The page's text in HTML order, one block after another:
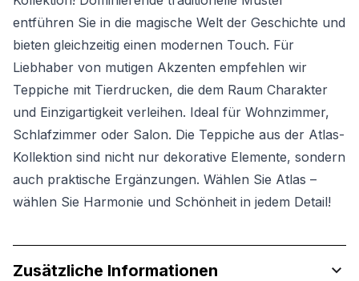
entführen Sie in die magische Welt der Geschichte und
bieten gleichzeitig einen modernen Touch. Für
Liebhaber von mutigen Akzenten empfehlen wir
Teppiche mit Tierdrucken, die dem Raum Charakter
und Einzigartigkeit verleihen. Ideal für Wohnzimmer,
Schlafzimmer oder Salon. Die Teppiche aus der Atlas-
Kollektion sind nicht nur dekorative Elemente, sondern
auch praktische Ergänzungen. Wählen Sie Atlas –
wählen Sie Harmonie und Schönheit in jedem Detail!
Zusätzliche Informationen